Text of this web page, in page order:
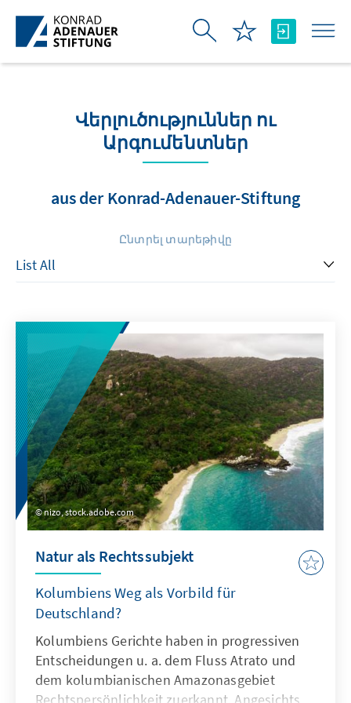
Skip to Main Content
Վերլուծություններ ու
Արգումենտներ
aus der Konrad-Adenauer-Stiftung
Ընտրել տարեթիվը
nizo, stock.adobe.com
Natur als Rechtssubjekt
Kolumbiens Weg als Vorbild für
Deutschland?
Kolumbiens Gerichte haben in progressiven
Entscheidungen u. a. dem Fluss Atrato und
dem kolumbianischen Amazonasgebiet